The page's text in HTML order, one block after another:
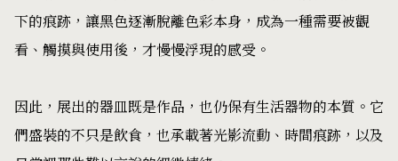
下的痕跡，讓黑色逐漸脫離色彩本身，成為一種需要被觀
看、觸摸與使用後，才慢慢浮現的感受。
因此，展出的器皿既是作品，也仍保有生活器物的本質。它
們盛裝的不只是飲食，也承載著光影流動、時間痕跡，以及